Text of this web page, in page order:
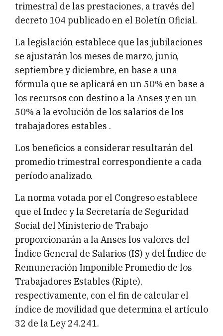
trimestral de las prestaciones, a través del
decreto 104 publicado en el Boletín Oficial.
La legislación establece que las jubilaciones
se ajustarán los meses de marzo, junio,
septiembre y diciembre, en base a una
fórmula que se aplicará en un 50% en base a
los recursos con destino a la Anses y en un
50% a la evolución de los salarios de los
trabajadores estables .
Los beneficios a considerar resultarán del
promedio trimestral correspondiente a cada
período analizado.
La norma votada por el Congreso establece
que el Indec y la Secretaría de Seguridad
Social del Ministerio de Trabajo
proporcionarán a la Anses los valores del
Índice General de Salarios (IS) y del Índice de
Remuneración Imponible Promedio de los
Trabajadores Estables (Ripte),
respectivamente, con el fin de calcular el
índice de movilidad que determina el artículo
32 de la Ley 24.241.